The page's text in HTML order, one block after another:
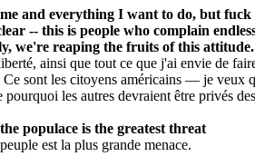
and everything I want to do, but
-- this is people who complain
we're reaping the fruits of this attitude.
ainsi que tout ce que j'ai envie de
Ce sont les citoyens américains — je
les autres devraient être privés
populace is the greatest threat
est la plus grande menace.